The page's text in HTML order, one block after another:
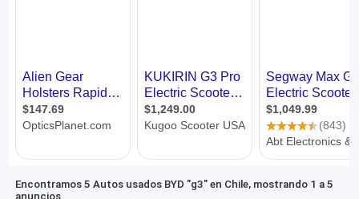
Encontramos 5 Autos usados BYD "g3" en Chile, mostrando 1 a 5
anuncios